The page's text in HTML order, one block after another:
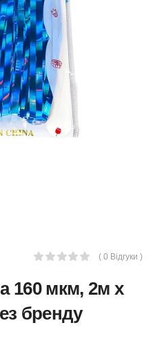
( 0 Відгуки )
160 мкм, 2м х
бренду